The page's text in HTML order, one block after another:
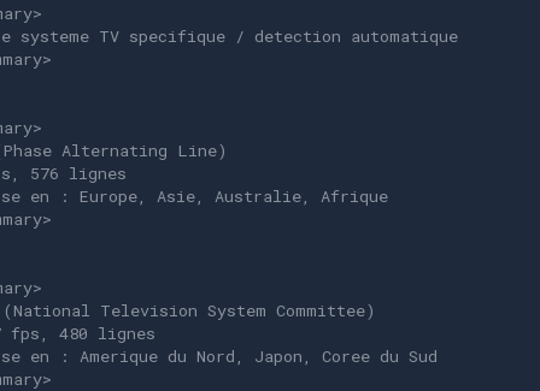
systeme TV specifique / detection automatique
Alternating Line)
576 lignes
en : Europe, Asie, Australie, Afrique
Television System Committee)
480 lignes
: Amerique du Nord, Japon, Coree du Sud